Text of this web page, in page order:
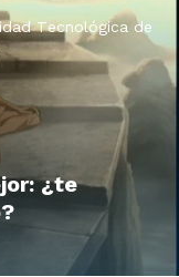
Tecnológica de
¿te